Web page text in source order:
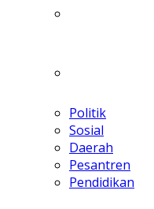
Politik
Sosial
Daerah
Pesantren
Pendidikan